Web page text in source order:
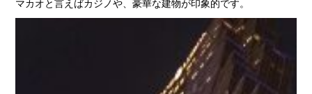
マカオと言えばカジノや、豪華な建物が印象的です。